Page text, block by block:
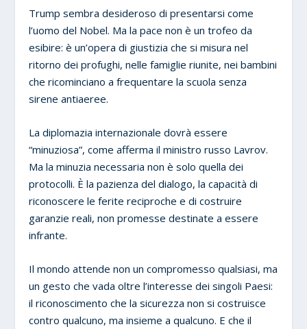
Trump sembra desideroso di presentarsi come
l’uomo del Nobel. Ma la pace non è un trofeo da
esibire: è un’opera di giustizia che si misura nel
ritorno dei profughi, nelle famiglie riunite, nei bambini
che ricominciano a frequentare la scuola senza
sirene antiaeree.
La diplomazia internazionale dovrà essere
“minuziosa”, come afferma il ministro russo Lavrov.
Ma la minuzia necessaria non è solo quella dei
protocolli. È la pazienza del dialogo, la capacità di
riconoscere le ferite reciproche e di costruire
garanzie reali, non promesse destinate a essere
infrante.
Il mondo attende non un compromesso qualsiasi, ma
un gesto che vada oltre l’interesse dei singoli Paesi:
il riconoscimento che la sicurezza non si costruisce
contro qualcuno, ma insieme a qualcuno. E che il